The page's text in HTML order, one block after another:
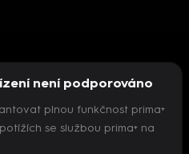
přehrávač
není podporováno
plnou funkčnost prima+
se službou prima+ na